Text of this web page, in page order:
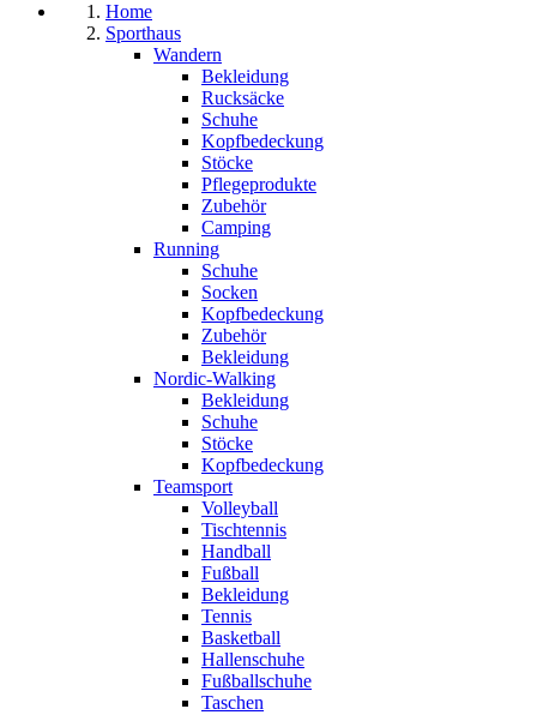
Home
Sporthaus
Wandern
Bekleidung
Rucksäcke
Schuhe
Kopfbedeckung
Stöcke
Pflegeprodukte
Zubehör
Camping
Running
Schuhe
Socken
Kopfbedeckung
Zubehör
Bekleidung
Nordic-Walking
Bekleidung
Schuhe
Stöcke
Kopfbedeckung
Teamsport
Volleyball
Tischtennis
Handball
Fußball
Bekleidung
Tennis
Basketball
Hallenschuhe
Fußballschuhe
Taschen